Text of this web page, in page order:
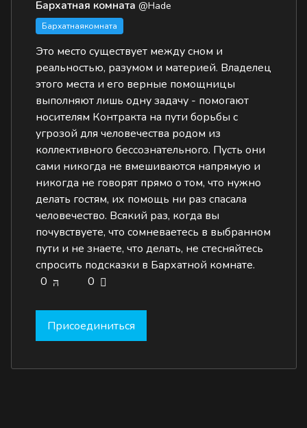
Бархатная комната @Hade
Бархатнаякомната
Это место существует между сном и
реальностью, разумом и материей. Владелец
этого места и его верные помощницы
выполняют лишь одну задачу - помогают
носителям Контракта на пути борьбы с
угрозой для человечества родом из
коллективного бессознательного. Пусть они
сами никогда не вмешиваются напрямую и
никогда не говорят прямо о том, что нужно
делать гостям, их помощь ни раз спасала
человечество. Всякий раз, когда вы
почувствуете, что сомневаетесь в выбранном
пути и не знаете, что делать, не стесняйтесь
спросить подсказки в Бархатной комнате.
0
0
Присоединиться